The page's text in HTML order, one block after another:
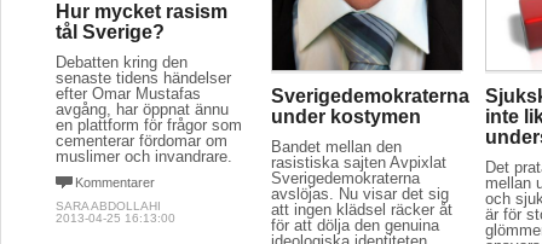
Hur mycket rasism
tål Sverige?
Debatten kring den
senaste tidens händelser
efter Omar Mustafas
avgång, har öppnat ännu
en plattform för frågor som
cementerar fördomar om
muslimer och invandrare.
Kommentarer
SARA ABDOLLAHI
2013-04-25 16:13:00
Sverigedemokraterna
under kostymen
Bandet mellan den
rasistiska sajten Avpixlat
Sverigedemokraterna
avslöjas. Nu visar det sig
att ingen klädsel räcker åt
för att dölja den genuina
inte
Det
mellan
och
är för